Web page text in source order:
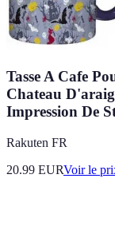
Tasse A Cafe
Chateau
Impression De
Rakuten FR
20.99 EURVoir le